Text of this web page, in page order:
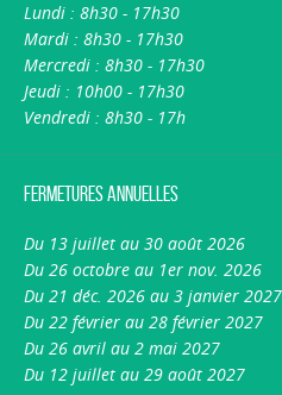
Lundi : 8h30 - 17h30
Mardi : 8h30 - 17h30
Mercredi : 8h30 - 17h30
Jeudi : 10h00 - 17h30
Vendredi : 8h30 - 17h
Fermetures annuelles
Du 13 juillet au 30 août 2026
Du 26 octobre au 1er nov. 2026
Du 21 déc. 2026 au 3 janvier 2027
Du 22 février au 28 février 2027
Du 26 avril au 2 mai 2027
Du 12 juillet au 29 août 2027